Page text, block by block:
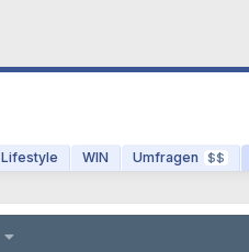
Lifestyle WIN Umfragen $$